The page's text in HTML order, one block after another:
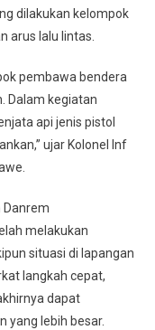
dilakukan kelompok
arus lalu lintas.
pembawa bendera
Dalam kegiatan
api jenis pistol
ujar Kolonel Inf
Danrem
melakukan
situasi di lapangan
langkah cepat,
dapat
yang lebih besar.